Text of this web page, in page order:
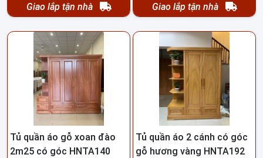
Giao lắp tận nhà Giao lắp tận nhà
Tủ quần áo gỗ xoan đào
2m25 có góc HNTA140
Tủ quần áo 2 cánh có góc
gỗ hương vàng HNTA192